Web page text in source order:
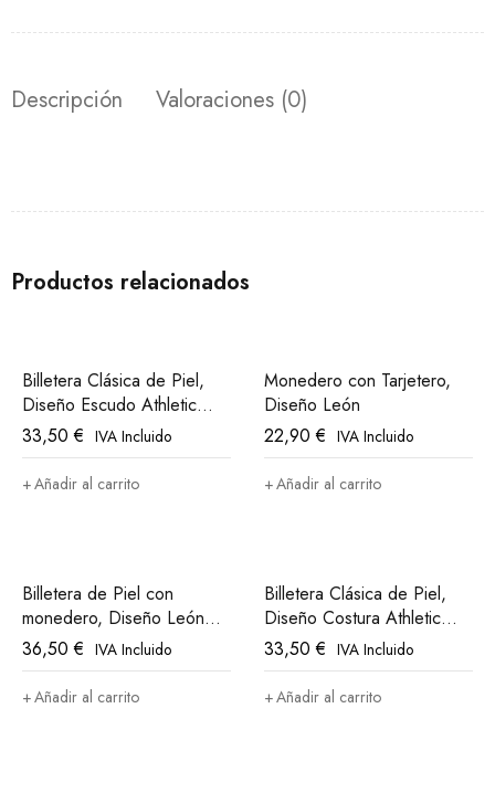
Descripción Valoraciones (0)
Productos relacionados
Billetera Clásica de Piel,
Diseño Escudo Athletic
Club Bilbao
33,50€ IVA Incluido
Añadir al carrito
Monedero con Tarjetero,
Diseño León
22,90€ IVA Incluido
Añadir al carrito
Billetera de Piel con
monedero, Diseño León
Athletic Club Bilbao
36,50€ IVA Incluido
Añadir al carrito
Billetera Clásica de Piel,
Diseño Costura Athletic
Club Bilbao
33,50€ IVA Incluido
Añadir al carrito